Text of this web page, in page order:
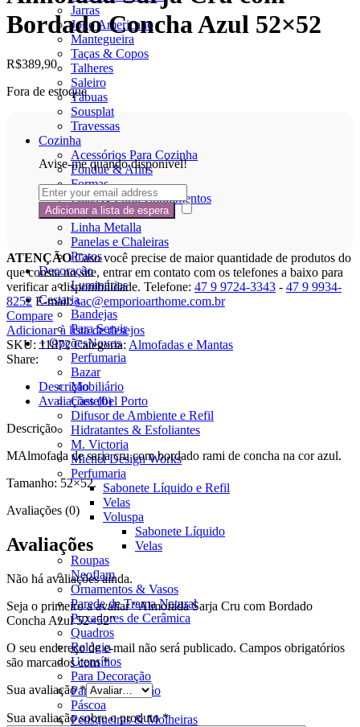
Jarras
Jogo Americano
Mantegueira
Taças & Copos
Talheres
Saleiro
Tábuas
Sousplat
Travessas
Cozinha
Acessórios Para Cozinha
Fondue & Afins
Formas
Latas & Porta Condimentos
Linha Bambu
Linha Metalla
Panelas e Chaleiras
Pratos
Decoração
Luminárias
Cestaria
Bandejas
Para Servir
+ OpçõesNovos
Perfumaria
Bazar
Mobiliário
Castelbel Porto
Difusor de Ambiente e Refil
Hidratantes & Esfoliantes
M. Victoria
Michel Design Works
Perfumaria
Sabonete Líquido e Refil
Velas
Voluspa
Sabonete Líquido
Velas
Roupas
Neoflam
Ornamentos & Vasos
Parede de Trama Natural
Puxadores de Cerâmica
Quadros
Relógio
Utensílios
Para Decoração
Para Organização
Páscoa
Petisqueiras & Molheiras
Bordado Concha Azul 52×52
R$389,90
Fora de estoque
Avise-me quando disponível!
ATENÇÃOCaso você precise de maior quantidade de produtos do
que consta no site, entrar em contato com os telefones a baixo para
verificar a disponibilidade. Telefone: 47 9 9724-3343 - 47 9 9934-
8252 E-mail:sac@emporioarthome.com.br
Compare
Adicionar à lista de desejos
SKU:11872Categoria: Almofadas e Mantas
Share:
Descrição
Avaliações (0)
Descrição
MAlmofada de sarja cru com bordado rami de concha na cor azul.
Tamanho: 52×52.
Avaliações (0)
Avaliações
Não há avaliações ainda.
Seja o primeiro a avaliar “Almofada Sarja Cru com Bordado
Concha Azul 52×52”
O seu endereço de e-mail não será publicado. Campos obrigatórios
são marcados com*
Sua avaliação*
Sua avaliação sobre o produto*